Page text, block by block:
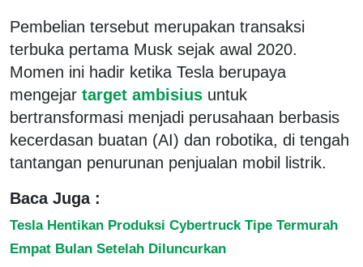
Pembelian tersebut merupakan transaksi
terbuka pertama Musk sejak awal 2020.
Momen ini hadir ketika Tesla berupaya
mengejar target ambisius untuk
bertransformasi menjadi perusahaan berbasis
kecerdasan buatan (AI) dan robotika, di tengah
tantangan penurunan penjualan mobil listrik.
Baca Juga :
Tesla Hentikan Produksi Cybertruck Tipe Termurah
Empat Bulan Setelah Diluncurkan